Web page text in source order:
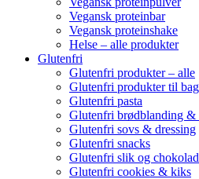
Vegansk proteinbar
Vegansk proteinshake
Helse – alle produkter
Glutenfri
Glutenfri produkter – alle
Glutenfri produkter til
Glutenfri pasta
Glutenfri brødblanding &
Glutenfri sovs & dressing
Glutenfri snacks
Glutenfri slik og
Glutenfri cookies & kiks